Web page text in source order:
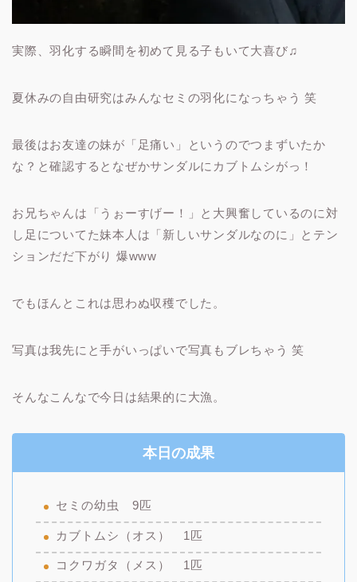
実際、羽化する瞬間を初めて見る子もいて大喜び♫
夏休みの自由研究はみんなセミの羽化になっちゃう 笑
最後はお友達の妹が「足痛い」というのでつまずいたか
な？と確認するとなぜかサンダルにカブトムシがっ！
お兄ちゃんは「うぉーすげー！」と大興奮しているのに対
し足についてた妹本人は「新しいサンダルなのに」とテン
ションだだ下がり 爆www
でもほんとこれは思わぬ収穫でした。
写真は我先にと手がいっぱいで写真もブレちゃう 笑
そんなこんなで今日は結果的に大漁。
本日の成果
セミの幼虫 9匹
カブトムシ（オス） 1匹
コクワガタ（メス） 1匹